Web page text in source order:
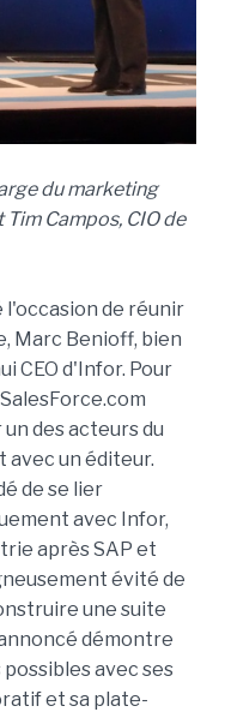
du marketing
Campos, CIO de
de réunir
Marc Benioff, bien
CEO d'Infor. Pour
des acteurs du
avec un éditeur.
de se lier
avec Infor,
après SAP et
évité de
une suite
démontre
avec ses
et sa plate-